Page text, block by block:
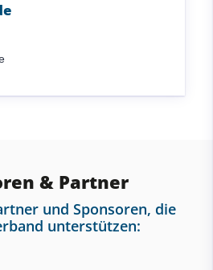
& Partner
und Sponsoren, die
unterstützen: